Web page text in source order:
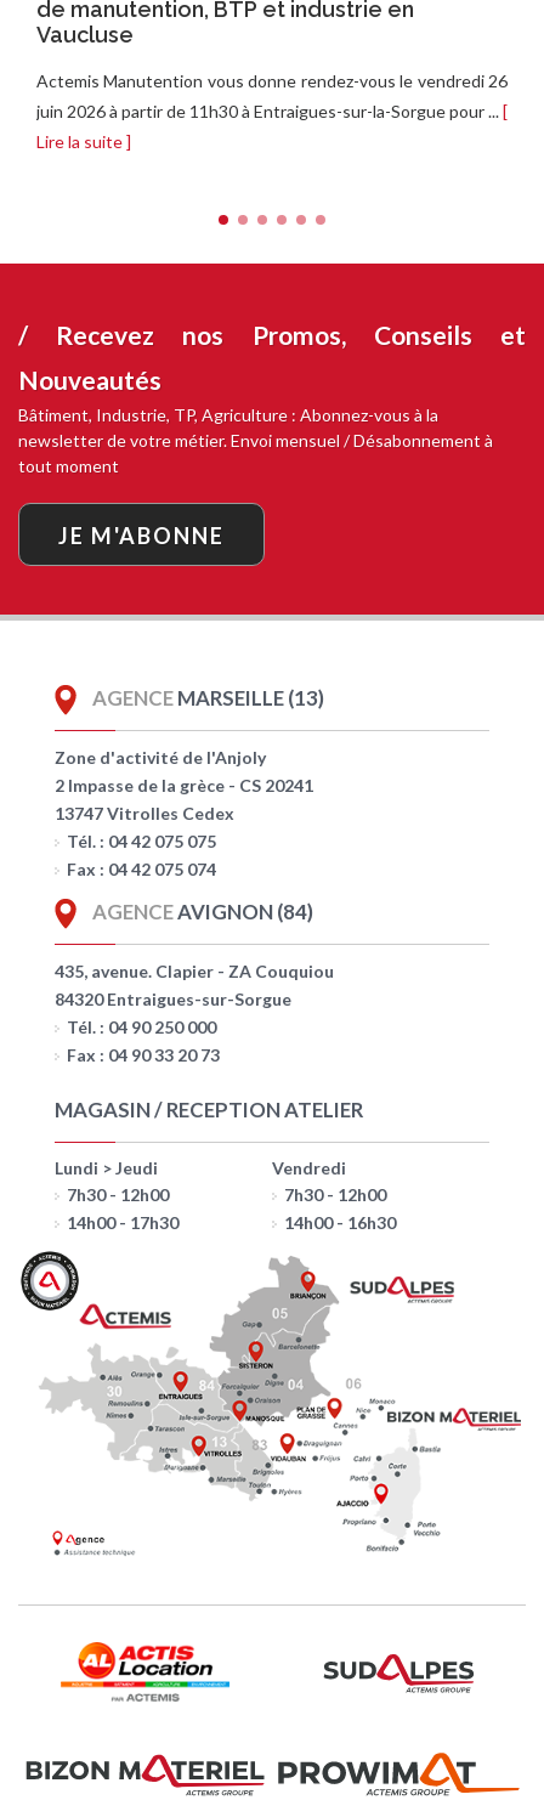
de manutention, BTP et industrie en
Vaucluse
Actemis Manutention vous donne rendez-vous le vendredi 26
juin 2026 à partir de 11h30 à Entraigues-sur-la-Sorgue pour ...[
Lire la suite ]
/ Recevez nos Promos, Conseils et
Nouveautés
Bâtiment, Industrie, TP, Agriculture : Abonnez-vous à la
newsletter de votre métier. Envoi mensuel / Désabonnement à
tout moment
JE M'ABONNE
AGENCEMARSEILLE (13)
Zone d'activité de l'Anjoly
2 Impasse de la grèce - CS 20241
13747 Vitrolles Cedex
Tél. : 04 42 075 075
Fax : 04 42 075 074
AGENCEAVIGNON (84)
435, avenue. Clapier - ZA Couquiou
84320 Entraigues-sur-Sorgue
Tél. : 04 90 250 000
Fax : 04 90 33 20 73
MAGASIN / RECEPTION ATELIER
Lundi > Jeudi
7h30 - 12h00
14h00 - 17h30
Vendredi
7h30 - 12h00
14h00 - 16h30